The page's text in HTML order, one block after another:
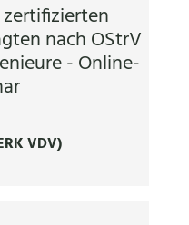
nach OStrV
- Online-
VDV)